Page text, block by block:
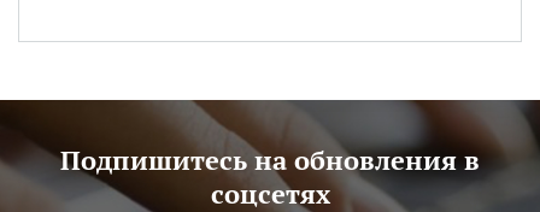
Подпишитесь на обновления в
соцсетях